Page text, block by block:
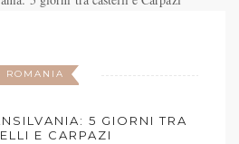
ROMANIA
5 GIORNI TRA
E CARPAZI